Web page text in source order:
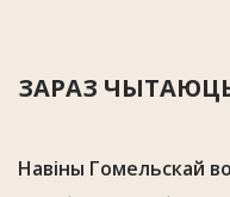
ЗАРАЗ
Навіны Гомельскай